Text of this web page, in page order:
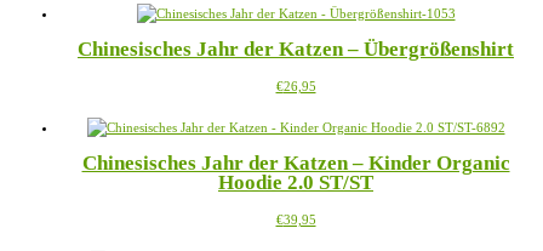
der
gewählt
weist
Varianten
Die
können
der
Produktseite
werden
Chinesisches Jahr der Katzen – Übergrößenshirt
€26,95Dieses
weist
Varianten
auf.
Optionen
Chinesisches Jahr der Katzen – Kinder Organic
Hoodie 2.0 ST/ST
€39,95Dieses